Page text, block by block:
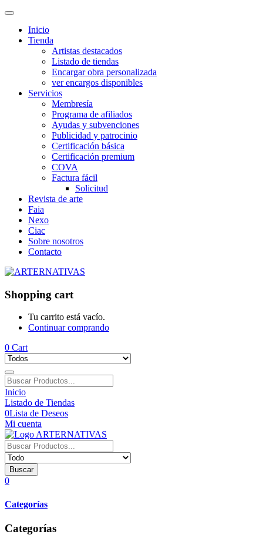
Inicio
Tienda
Artistas destacados
Listado de tiendas
Encargar obra personalizada
ver encargos disponibles
Servicios
Membresía
Programa de afiliados
Ayudas y subvenciones
Publicidad y patrocinio
Certificación básica
Certificación premium
COVA
Factura fácil
Solicitud
Revista de arte
Faia
Nexo
Ciac
Sobre nosotros
Contacto
Shopping cart
Tu carrito está vacío.
Continuar comprando
0 Cart
Inicio
Listado de Tiendas
0Lista de Deseos
Mi cuenta
Buscar
0
Categorías
Categorías